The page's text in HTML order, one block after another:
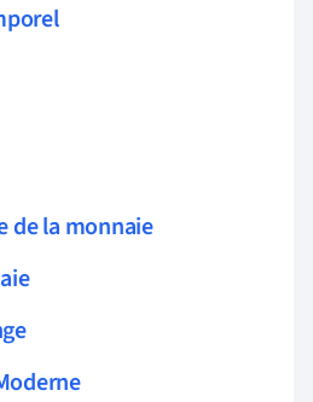
de la monnaie